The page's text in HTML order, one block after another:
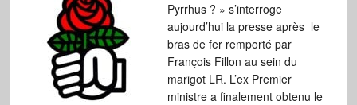
Pyrrhus ? » s’interroge
aujourd’hui la presse après le
bras de fer remporté par
François Fillon au sein du
marigot LR. L’ex Premier
ministre a finalement obtenu le